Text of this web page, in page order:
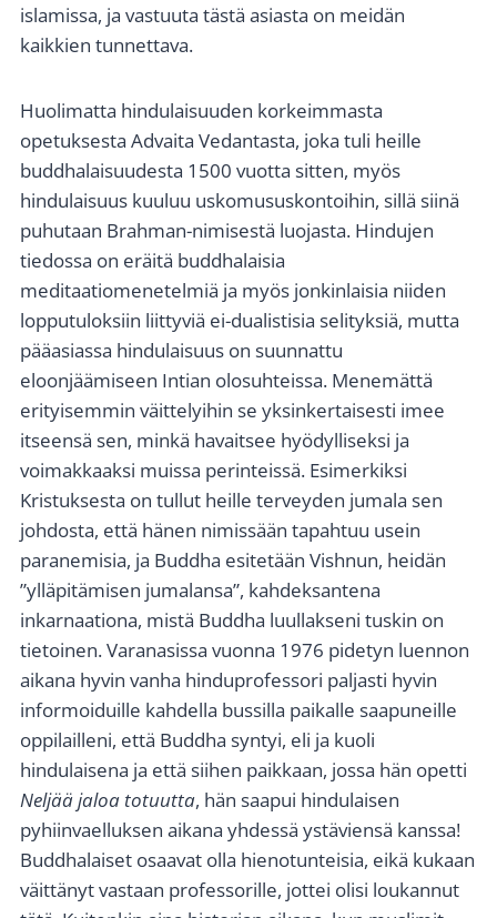
islamissa, ja vastuuta tästä asiasta on meidän
kaikkien tunnettava.
Huolimatta hindulaisuuden korkeimmasta
opetuksesta Advaita Vedantasta, joka tuli heille
buddhalaisuudesta 1500 vuotta sitten, myös
hindulaisuus kuuluu uskomususkontoihin, sillä siinä
puhutaan Brahman-nimisestä luojasta. Hindujen
tiedossa on eräitä buddhalaisia
meditaatiomenetelmiä ja myös jonkinlaisia niiden
lopputuloksiin liittyviä ei-dualistisia selityksiä, mutta
pääasiassa hindulaisuus on suunnattu
eloonjäämiseen Intian olosuhteissa. Menemättä
erityisemmin väittelyihin se yksinkertaisesti imee
itseensä sen, minkä havaitsee hyödylliseksi ja
voimakkaaksi muissa perinteissä. Esimerkiksi
Kristuksesta on tullut heille terveyden jumala sen
johdosta, että hänen nimissään tapahtuu usein
paranemisia, ja Buddha esitetään Vishnun, heidän
”ylläpitämisen jumalansa”, kahdeksantena
inkarnaationa, mistä Buddha luullakseni tuskin on
tietoinen. Varanasissa vuonna 1976 pidetyn luennon
aikana hyvin vanha hinduprofessori paljasti hyvin
informoiduille kahdella bussilla paikalle saapuneille
oppilailleni, että Buddha syntyi, eli ja kuoli
hindulaisena ja että siihen paikkaan, jossa hän opetti
Neljää jaloa totuutta, hän saapui hindulaisen
pyhiinvaelluksen aikana yhdessä ystäviensä kanssa!
Buddhalaiset osaavat olla hienotunteisia, eikä kukaan
väittänyt vastaan professorille, jottei olisi loukannut